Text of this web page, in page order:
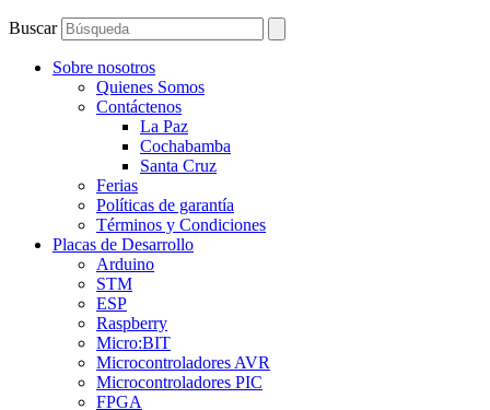
Buscar
Sobre nosotros
Quienes Somos
Contáctenos
La Paz
Cochabamba
Santa Cruz
Ferias
Políticas de garantía
Términos y Condiciones
Placas de Desarrollo
Arduino
STM
ESP
Raspberry
Micro:BIT
Microcontroladores AVR
Microcontroladores PIC
FPGA